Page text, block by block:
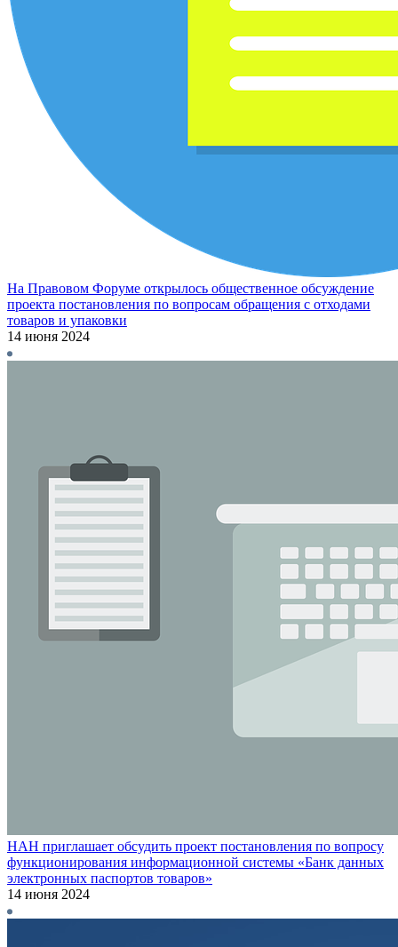
На Правовом Форуме открылось общественное обсуждение
проекта постановления по вопросам обращения с отходами
товаров и упаковки
14 июня 2024
НАН приглашает обсудить проект постановления по вопросу
функционирования информационной системы «Банк данных
электронных паспортов товаров»
14 июня 2024